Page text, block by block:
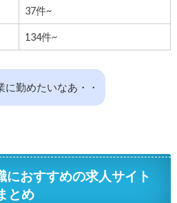
37件~
134件~
に勤めたいなあ・・
におすすめの求人サイト
とめ